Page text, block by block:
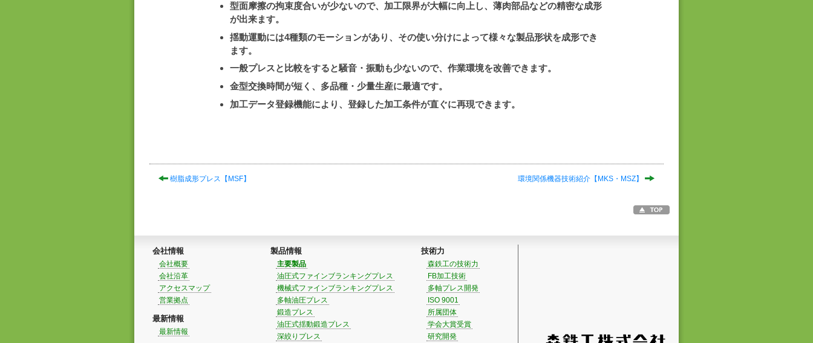
型面摩擦の拘束度合いが少ないので、加工限界が大幅に向上し、薄肉部品などの精密な成形
が出来ます。
揺動運動には4種類のモーションがあり、その使い分けによって様々な製品形状を成形でき
ます。
一般プレスと比較をすると騒音・振動も少ないので、作業環境を改善できます。
金型交換時間が短く、多品種・少量生産に最適です。
加工データ登録機能により、登録した加工条件が直ぐに再現できます。
樹脂成形プレス【MSF】 環境関係機器技術紹介【MKS・MSZ】
会社情報
会社概要
会社沿革
アクセスマップ
営業拠点
最新情報
最新情報
製品情報
主要製品
油圧式ファインブランキングプレス
機械式ファインブランキングプレス
多軸油圧プレス
鍛造プレス
油圧式揺動鍛造プレス
深絞りプレス
技術力
森鉄工の技術力
FB加工技術
多軸プレス開発
ISO 9001
所属団体
学会大賞受賞
研究開発